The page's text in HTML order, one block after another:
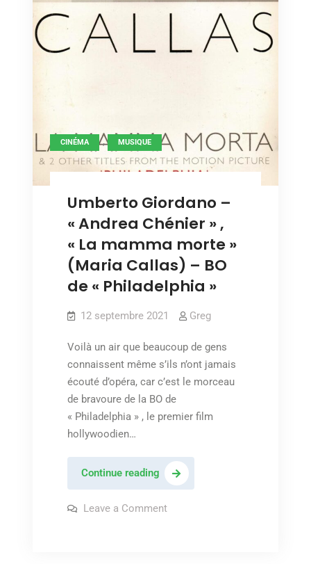
CINÉMA , MUSIQUE
Umberto Giordano –
« Andrea Chénier » ,
« La mamma morte »
(Maria Callas) – BO
de « Philadelphia »
12 septembre 2021 Greg
Voilà un air que beaucoup de gens
connaissent même s’ils n’ont jamais
écouté d’opéra, car c’est le morceau
de bravoure de la BO de
« Philadelphia » , le premier film
hollywoodien…
Continue readingUmberto
Giordano
–
Leave a Commenton